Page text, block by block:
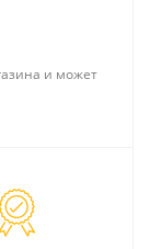
и может